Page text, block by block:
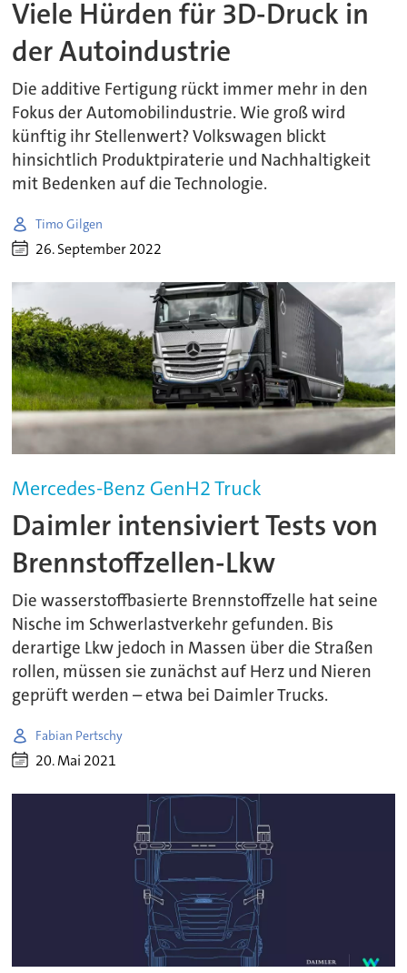
Viele Hürden für 3D-Druck in
der Autoindustrie
Die additive Fertigung rückt immer mehr in den
Fokus der Automobilindustrie. Wie groß wird
künftig ihr Stellenwert? Volkswagen blickt
hinsichtlich Produktpiraterie und Nachhaltigkeit
mit Bedenken auf die Technologie.
Timo Gilgen
26. September 2022
Mercedes-Benz GenH2 Truck
Daimler intensiviert Tests von
Brennstoffzellen-Lkw
Die wasserstoffbasierte Brennstoffzelle hat seine
Nische im Schwerlastverkehr gefunden. Bis
derartige Lkw jedoch in Massen über die Straßen
rollen, müssen sie zunächst auf Herz und Nieren
geprüft werden – etwa bei Daimler Trucks.
Fabian Pertschy
20. Mai 2021